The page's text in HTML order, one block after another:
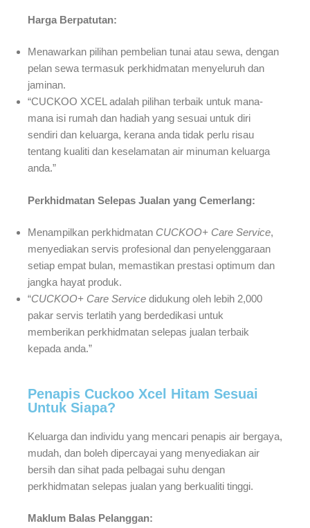
Harga Berpatutan:
Menawarkan pilihan pembelian tunai atau sewa, dengan
pelan sewa termasuk perkhidmatan menyeluruh dan
jaminan.
“CUCKOO XCEL adalah pilihan terbaik untuk mana-
mana isi rumah dan hadiah yang sesuai untuk diri
sendiri dan keluarga, kerana anda tidak perlu risau
tentang kualiti dan keselamatan air minuman keluarga
anda.”
Perkhidmatan Selepas Jualan yang Cemerlang:
Menampilkan perkhidmatan CUCKOO+ Care Service,
menyediakan servis profesional dan penyelenggaraan
setiap empat bulan, memastikan prestasi optimum dan
jangka hayat produk.
“CUCKOO+ Care Service didukung oleh lebih 2,000
pakar servis terlatih yang berdedikasi untuk
memberikan perkhidmatan selepas jualan terbaik
kepada anda.”
Penapis Cuckoo Xcel Hitam Sesuai
Untuk Siapa?
Keluarga dan individu yang mencari penapis air bergaya,
mudah, dan boleh dipercayai yang menyediakan air
bersih dan sihat pada pelbagai suhu dengan
perkhidmatan selepas jualan yang berkualiti tinggi.
Maklum Balas Pelanggan: